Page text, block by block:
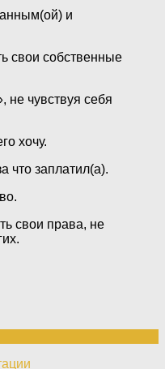
и
свои собственные
не чувствуя себя
хочу.
что заплатил(а).
свои права, не